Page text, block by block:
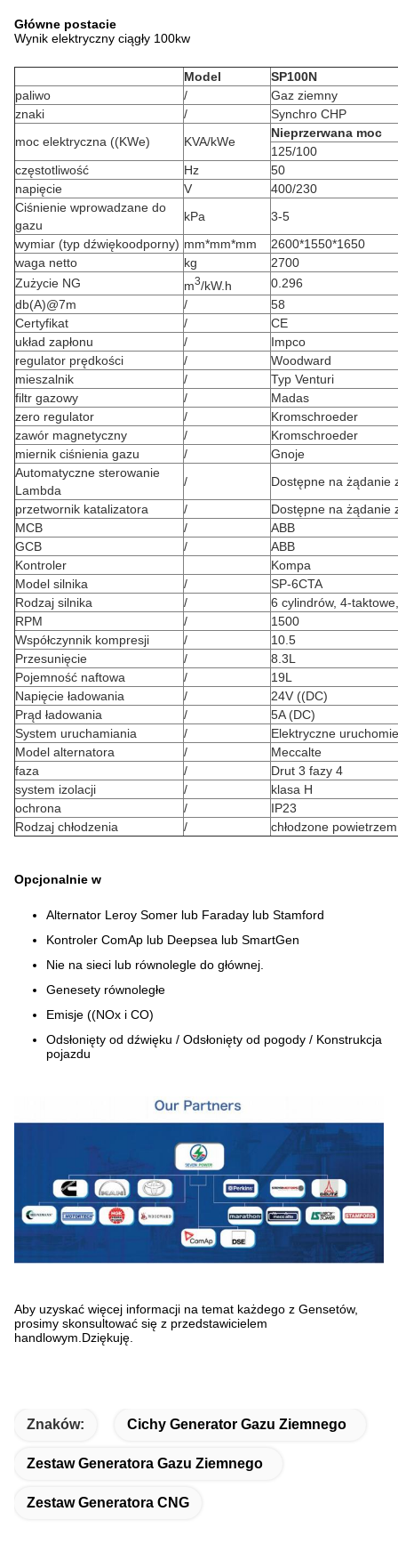
Główne postacie
Wynik elektryczny ciągły 100kw
Model
SP100N
paliwo
/
Gaz ziemny
znaki
/
Synchro CHP
moc elektryczna ((KWe)
KVA/kWe
Nieprzerwana moc
125/100
częstotliwość
Hz
50
napięcie
V
400/230
Ciśnienie wprowadzane do
gazu
kPa
3-5
wymiar (typ dźwiękoodporny) mm*mm*mm
2600*1550*1650
waga netto
kg
2700
Zużycie NG
m3/kW.h
0.296
db(A)@7m
/
58
Certyfikat
/
CE
układ zapłonu
/
Impco
regulator prędkości
/
Woodward
mieszalnik
/
Typ Venturi
filtr gazowy
/
Madas
zero regulator
/
Kromschroeder
zawór magnetyczny
/
Kromschroeder
miernik ciśnienia gazu
/
Gnoje
Automatyczne sterowanie
Lambda
/
Dostępne na żądanie
przetwornik katalizatora
/
Dostępne na żądanie
MCB
/
ABB
GCB
/
ABB
Kontroler
Kompa
Model silnika
/
SP-6CTA
Rodzaj silnika
/
6 cylindrów, 4-
RPM
/
1500
Współczynnik kompresji
/
10.5
Przesunięcie
/
8.3L
Pojemność naftowa
/
19L
Napięcie ładowania
/
24V ((DC)
Prąd ładowania
/
5A (DC)
System uruchamiania
/
Elektryczne
Model alternatora
/
Meccalte
faza
/
Drut 3 fazy 4
system izolacji
/
klasa H
ochrona
/
IP23
Rodzaj chłodzenia
/ chłodzone powietrzem
Opcjonalnie w
Alternator Leroy Somer lub Faraday lub Stamford
Kontroler ComAp lub Deepsea lub SmartGen
Nie na sieci lub równolegle do głównej.
Genesety równoległe
Emisje ((NOx i CO)
Odsłonięty od dźwięku / Odsłonięty od pogody / Konstrukcja
pojazdu
Aby uzyskać więcej informacji na temat każdego z Gensetów,
prosimy skonsultować się z przedstawicielem
handlowym.Dziękuję.
Znaków: Cichy Generator Gazu Ziemnego
Zestaw Generatora Gazu Ziemnego
Zestaw Generatora CNG